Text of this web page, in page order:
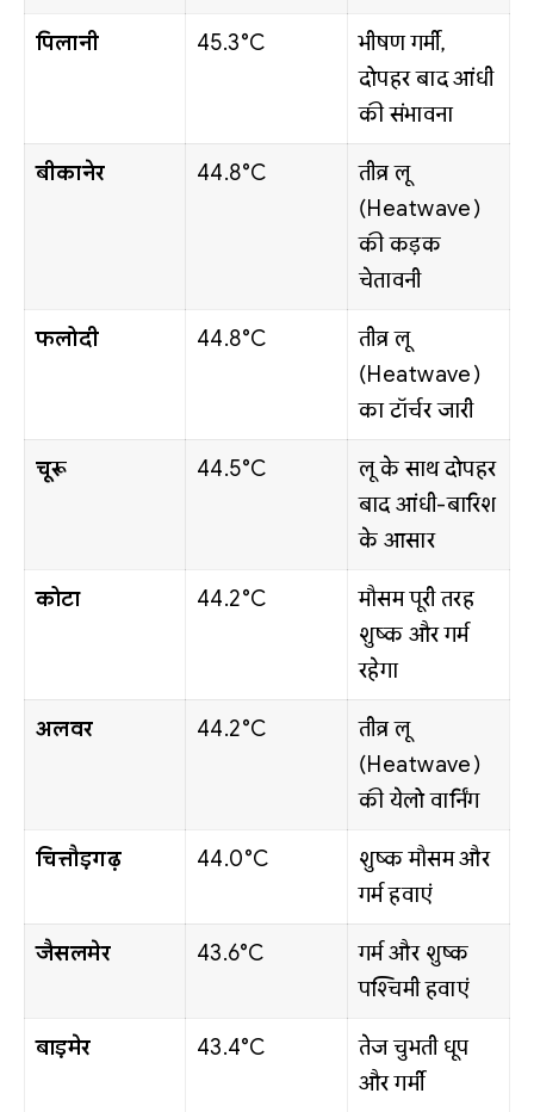
पिलानी 45.3°C
भीषण गर्मी,
दोपहर बाद आंधी
की संभावना
बीकानेर 44.8°C
तीव्र लू
(Heatwave)
की कड़क
चेतावनी
फलोदी 44.8°C
तीव्र लू
(Heatwave)
का टॉर्चर जारी
चूरू 44.5°C
लू के साथ दोपहर
बाद आंधी-बारिश
के आसार
कोटा 44.2°C
मौसम पूरी तरह
शुष्क और गर्म
रहेगा
अलवर 44.2°C
तीव्र लू
(Heatwave)
की येलो वार्निंग
चित्तौड़गढ़ 44.0°C
शुष्क मौसम और
गर्म हवाएं
जैसलमेर 43.6°C
गर्म और शुष्क
पश्चिमी हवाएं
बाड़मेर 43.4°C
तेज चुभती धूप
और गर्मी